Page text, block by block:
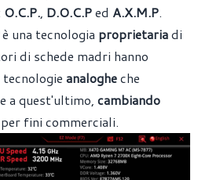
O.C.P., D.O.C.Ped A.X.M.P.
una tecnologia proprietariadi
di schede madri hanno
analogheche
a quest'ultimo, cambiando
per fini commerciali.